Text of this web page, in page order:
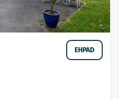
EHPAD